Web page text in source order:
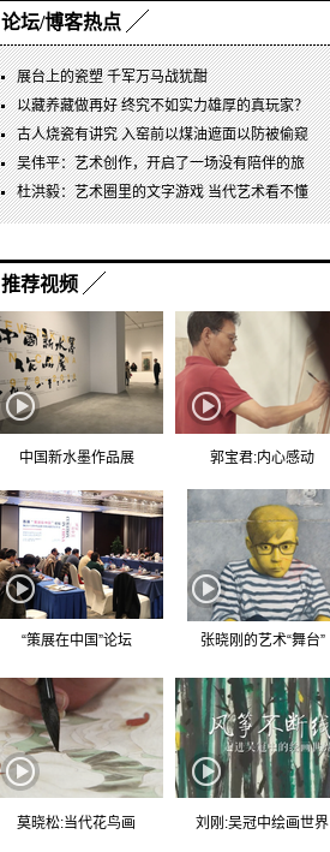
论坛/博客热点
展台上的瓷塑 千军万马战犹酣
以藏养藏做再好 终究不如实力雄厚的真玩家？
古人烧瓷有讲究 入窑前以煤油遮面以防被偷窥
吴伟平：艺术创作，开启了一场没有陪伴的旅
杜洪毅：艺术圈里的文字游戏 当代艺术看不懂
推荐视频
中国新水墨作品展 郭宝君:内心感动
“策展在中国”论坛 张晓刚的艺术“舞台”
莫晓松:当代花鸟画 刘刚:吴冠中绘画世界